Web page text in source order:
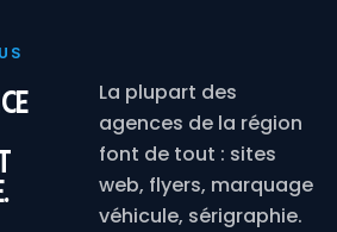
La plupart des
agences de la région
font de tout : sites
web, flyers, marquage
véhicule, sérigraphie.